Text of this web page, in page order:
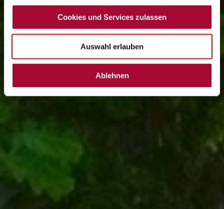
Cookies und Services zulassen
Auswahl erlauben
Ablehnen